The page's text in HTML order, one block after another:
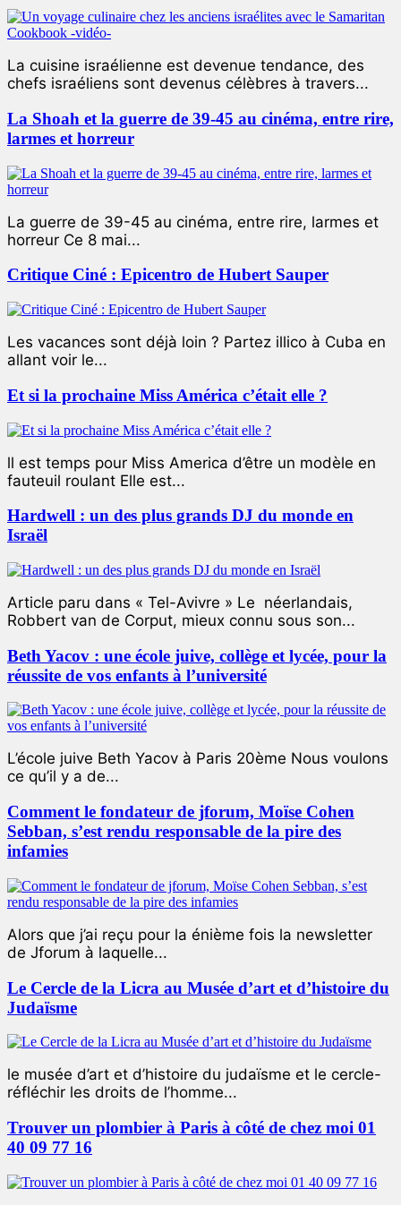
La cuisine israélienne est devenue tendance, des
chefs israéliens sont devenus célèbres à travers...
La Shoah et la guerre de 39-45 au cinéma, entre rire,
larmes et horreur
La guerre de 39-45 au cinéma, entre rire, larmes et
horreur Ce 8 mai...
Critique Ciné : Epicentro de Hubert Sauper
Les vacances sont déjà loin ? Partez illico à Cuba en
allant voir le...
Et si la prochaine Miss América c’était elle ?
ll est temps pour Miss America d’être un modèle en
fauteuil roulant Elle est...
Hardwell : un des plus grands DJ du monde en
Israël
Article paru dans « Tel-Avivre » Le néerlandais,
Robbert van de Corput, mieux connu sous son...
Beth Yacov : une école juive, collège et lycée, pour la
réussite de vos enfants à l’université
L’école juive Beth Yacov à Paris 20ème Nous voulons
ce qu’il y a de...
Comment le fondateur de jforum, Moïse Cohen
Sebban, s’est rendu responsable de la pire des
infamies
Alors que j’ai reçu pour la énième fois la newsletter
de Jforum à laquelle...
Le Cercle de la Licra au Musée d’art et d’histoire du
Judaïsme
le musée d’art et d’histoire du judaïsme et le cercle-
réfléchir les droits de l’homme...
Trouver un plombier à Paris à côté de chez moi 01
40 09 77 16